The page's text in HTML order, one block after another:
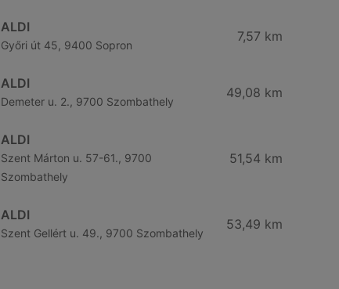
ALDI
Győri út 45, 9400 Sopron
7,57 km
ALDI
Demeter u. 2., 9700 Szombathely
49,08 km
ALDI
Szent Márton u. 57-61., 9700
Szombathely
51,54 km
ALDI
Szent Gellért u. 49., 9700 Szombathely
53,49 km